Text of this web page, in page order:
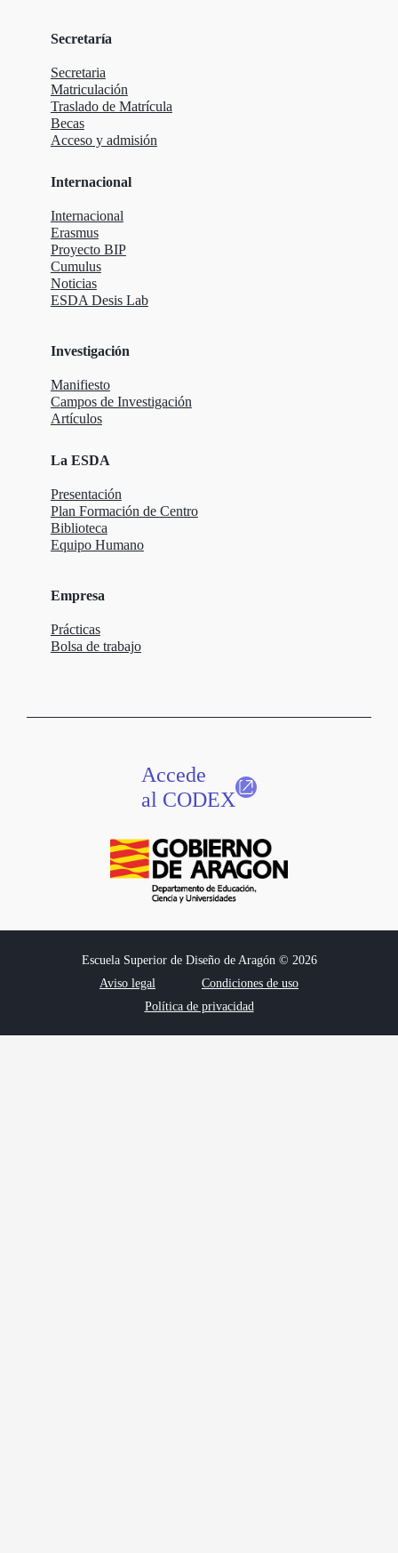
Secretaría
Secretaria
Matriculación
Traslado de Matrícula
Becas
Acceso y admisión
Internacional
Internacional
Erasmus
Proyecto BIP
Cumulus
Noticias
ESDA Desis Lab
Investigación
Manifiesto
Campos de Investigación
Artículos
La ESDA
Presentación
Plan Formación de Centro
Biblioteca
Equipo Humano
Empresa
Prácticas
Bolsa de trabajo
Accede
al CODEX
Escuela Superior de Diseño de Aragón © 2026
Aviso legal
Condiciones de uso
Política de privacidad